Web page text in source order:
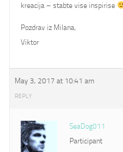
kreacija – stabte vise inspirise
Pozdrav iz Milana,
Viktor
May 3, 2017 at 10:41 am
REPLY
SeaDog011
Participant